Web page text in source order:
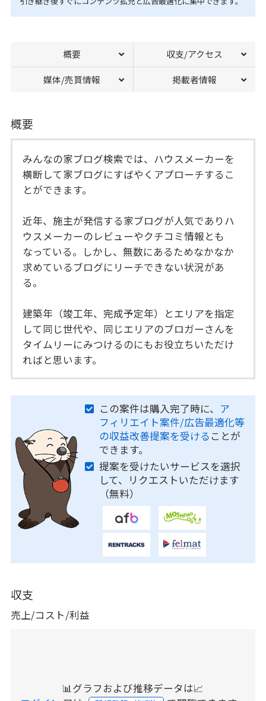
概要 収支/アクセス
媒体/売買情報 掲載者情報
概要
みんなの家ブログ検索では、ハウスメーカーを
横断して家ブログにすばやくアプローチするこ
とができます。
近年、施主が発信する家ブログが人気でありハ
ウスメーカーのレビューやクチコミ情報とも
なっている。しかし、無数にあるためなかなか
求めているブログにリーチできない状況があ
る。
建築年（竣工年、完成予定年）とエリアを指定
して同じ世代や、同じエリアのブロガーさんを
タイムリーにみつけるのにもお役立ちいただけ
ればと思います。
この案件は購入完了時に、 ア
フィリエイト案件/広告最適化等
の収益改善提案を受ける ことが
できます。
提案を受けたいサービスを選択
して、リクエストいただけます
（無料）
収支
売上/コスト/利益
📊グラフおよび推移データは📈